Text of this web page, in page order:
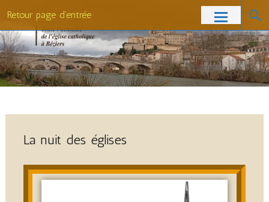
Retour page d'entrée
La nuit des églises